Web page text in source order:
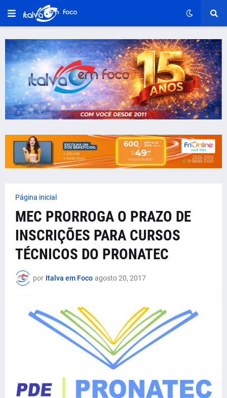
Página inicial
MEC PRORROGA O PRAZO DE
INSCRIÇÕES PARA CURSOS
TÉCNICOS DO PRONATEC
por Italva em Foco agosto 20, 2017